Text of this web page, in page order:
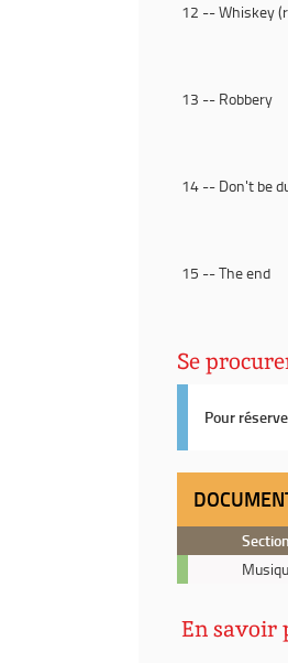
12 -- Whiskey
13 -- Robbery
14 -- Don't be
15 -- The end
Se
Pour
sonore
2026
Section
En savoir